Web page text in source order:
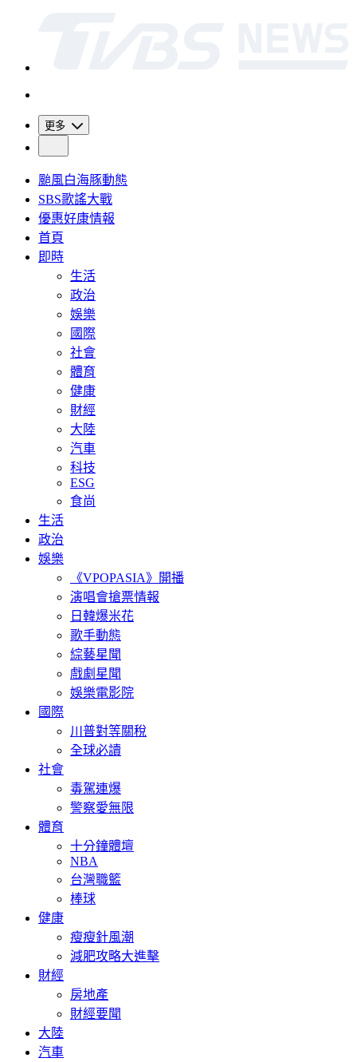
更多
颱風白海豚動態
SBS歌謠大戰
優惠好康情報
首頁
即時
生活
政治
娛樂
國際
社會
體育
健康
財經
大陸
汽車
科技
ESG
食尚
生活
政治
娛樂
《VPOPASIA》開播
演唱會搶票情報
日韓爆米花
歌手動態
綜藝星聞
戲劇星聞
娛樂電影院
國際
川普對等關稅
全球必讀
社會
毒駕連爆
警察愛無限
體育
十分鐘體壇
NBA
台灣職籃
棒球
健康
瘦瘦針風潮
減肥攻略大進擊
財經
房地產
財經要聞
大陸
汽車